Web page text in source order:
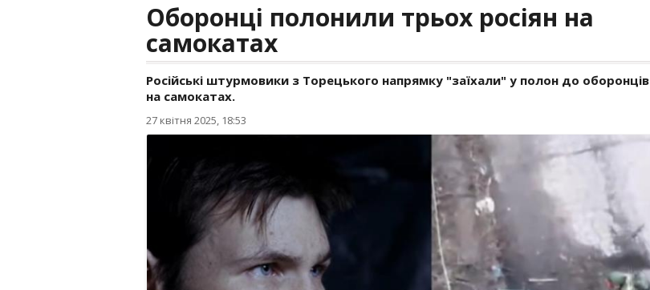
Оборонці полонили трьох росіян на
самокатах
Російські штурмовики з Торецького напрямку "заїхали" у полон до оборонців
на самокатах.
27 квітня 2025, 18:53